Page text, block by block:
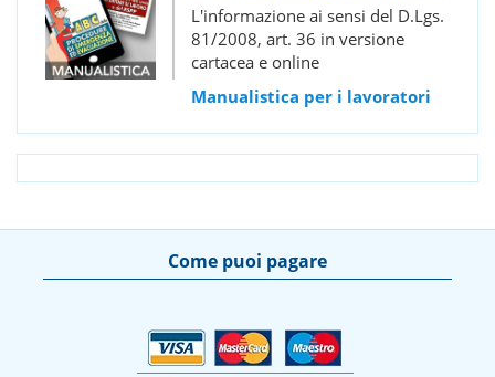
L'informazione ai sensi del D.Lgs.
81/2008, art. 36 in versione
cartacea e online
Manualistica per i lavoratori
Come puoi pagare